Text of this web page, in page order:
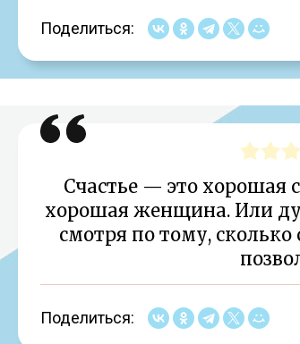
Поделиться:
Счастье — это хорошая
хорошая женщина. Или
смотря по тому,
Поделиться: